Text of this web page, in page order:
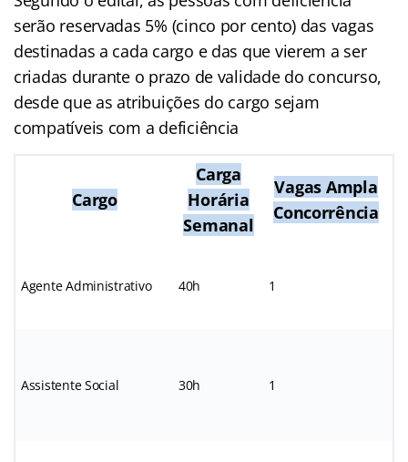
serão reservadas 5% (cinco por cento) das vagas
destinadas a cada cargo e das que vierem a ser
criadas durante o prazo de validade do concurso,
desde que as atribuições do cargo sejam
compatíveis com a deficiência
Cargo
Carga
Horária
Semanal
Vagas Ampla
Concorrência
Agente Administrativo 40h 1
Assistente Social 30h 1